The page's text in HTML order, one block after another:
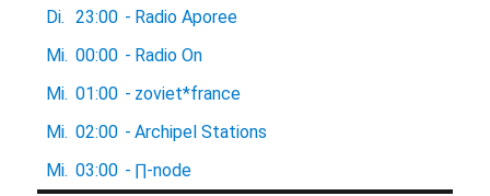
Di. 23:00 - Radio Aporee
Mi. 00:00 - Radio On
Mi. 01:00 - zoviet*france
Mi. 02:00 - Archipel Stations
Mi. 03:00 - ∏-node